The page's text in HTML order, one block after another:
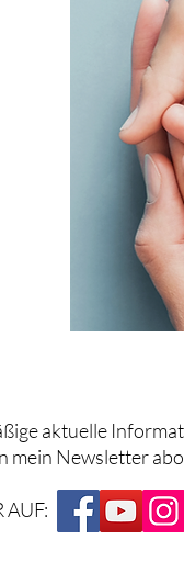
aktuelle
mein Newsletter
AUF: